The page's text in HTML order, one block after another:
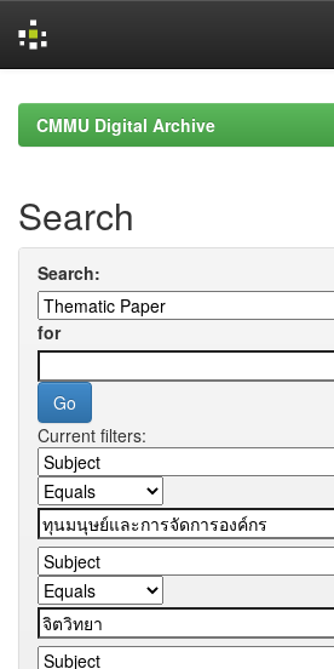
navigationCMMU Digital Archive
Search
Search:
for
Current filters: